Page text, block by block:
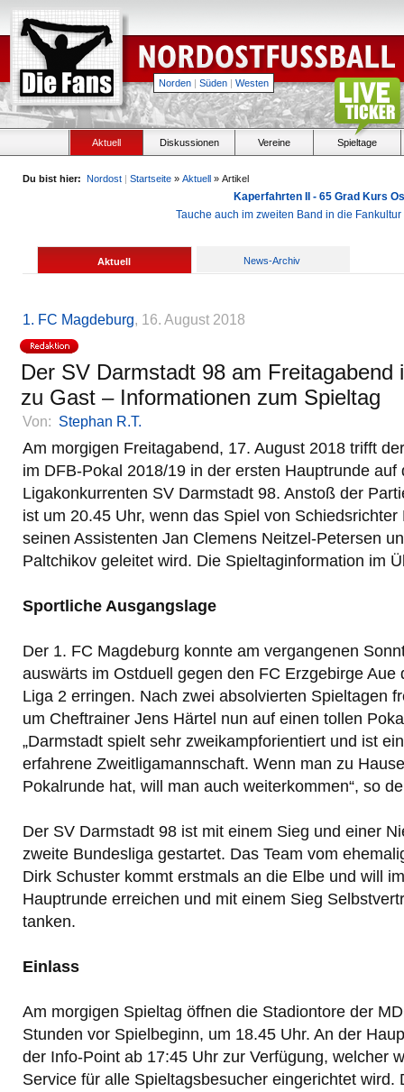
Norden | Süden | Westen
Aktuell Diskussionen Vereine Spieltage
Du bist hier: Nordost | Startseite » Aktuell » Artikel
Kaperfahrten II - 65 Grad Kurs
Tauche auch im zweiten Band in die
Aktuell News-Archiv
1. FC Magdeburg, 16. August 2018
Der SV Darmstadt 98 am Freitagabend
zu Gast – Informationen zum Spieltag
Von: Stephan R.T.
Am morgigen Freitagabend, 17. August 2018 trifft
im DFB-Pokal 2018/19 in der ersten Hauptrunde auf
Ligakonkurrenten SV Darmstadt 98. Anstoß der
ist um 20.45 Uhr, wenn das Spiel von
seinen Assistenten Jan Clemens Neitzel-Petersen
Paltchikov geleitet wird. Die Spieltaginformation im
Sportliche Ausgangslage
Der 1. FC Magdeburg konnte am vergangenen
auswärts im Ostduell gegen den FC Erzgebirge Aue
Liga 2 erringen. Nach zwei absolvierten Spieltagen
um Cheftrainer Jens Härtel nun auf einen tollen
„Darmstadt spielt sehr zweikampforientiert und ist
erfahrene Zweitligamannschaft. Wenn man zu
Pokalrunde hat, will man auch weiterkommen“, so
Der SV Darmstadt 98 ist mit einem Sieg und einer
zweite Bundesliga gestartet. Das Team vom
Dirk Schuster kommt erstmals an die Elbe und will
Hauptrunde erreichen und mit einem Sieg
tanken.
Einlass
Am morgigen Spieltag öffnen die Stadiontore der
Stunden vor Spielbeginn, um 18.45 Uhr. An der
der Info-Point ab 17:45 Uhr zur Verfügung, welcher
Service für alle Spieltagsbesucher eingerichtet wird.